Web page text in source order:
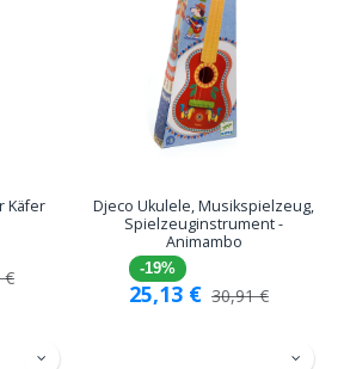
Käfer
€
Djeco Ukulele, Musikspielzeug,
Spielzeuginstrument -
Animambo
-19%
25,13 € 30,91€